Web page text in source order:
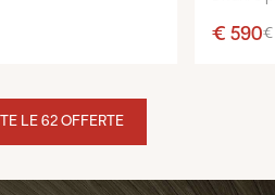
€ 590€
LE 62 OFFERTE